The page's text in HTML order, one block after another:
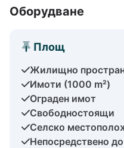
Оборудване
Площ
Жилищно
Имоти (1000 m²)
Ограден имот
Свободностоящи
Селско
Непосредствено